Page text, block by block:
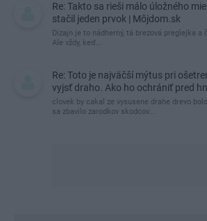
Re: Takto sa rieši málo úložného
stačil jeden prvok | Môjdom.sk
Dizajn je to nádherný, tá brezová preglejka a
Ale vždy, keď…
Re: Toto je najväčší mýtus pri
vyjsť draho. Ako ho ochrániť pred
clovek by cakal ze vysusene drahe drevo
sa zbavilo zarodkov skodcov...